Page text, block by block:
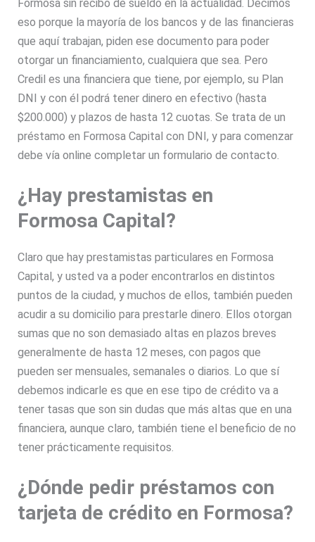
Formosa sin recibo de sueldo en la actualidad. Decimos
eso porque la mayoría de los bancos y de las financieras
que aquí trabajan, piden ese documento para poder
otorgar un financiamiento, cualquiera que sea. Pero
Credil es una financiera que tiene, por ejemplo, su Plan
DNI y con él podrá tener dinero en efectivo (hasta
$200.000) y plazos de hasta 12 cuotas. Se trata de un
préstamo en Formosa Capital con DNI, y para comenzar
debe vía online completar un formulario de contacto.
¿Hay prestamistas en
Formosa Capital?
Claro que hay prestamistas particulares en Formosa
Capital, y usted va a poder encontrarlos en distintos
puntos de la ciudad, y muchos de ellos, también pueden
acudir a su domicilio para prestarle dinero. Ellos otorgan
sumas que no son demasiado altas en plazos breves
generalmente de hasta 12 meses, con pagos que
pueden ser mensuales, semanales o diarios. Lo que sí
debemos indicarle es que en ese tipo de crédito va a
tener tasas que son sin dudas que más altas que en una
financiera, aunque claro, también tiene el beneficio de no
tener prácticamente requisitos.
¿Dónde pedir préstamos con
tarjeta de crédito en Formosa?